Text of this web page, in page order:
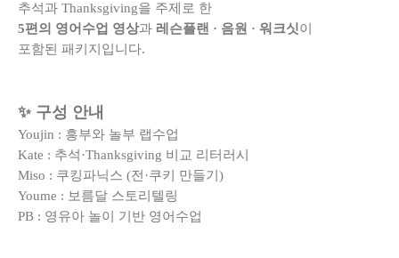
추석과 Thanksgiving을 주제로 한
5편의 영어수업 영상과 레슨플랜 · 음원 · 워크싯이
포함된 패키지입니다.
✨ 구성 안내
Youjin : 흥부와 놀부 랩수업
Kate : 추석·Thanksgiving 비교 리터러시
Miso : 쿠킹파닉스 (전·쿠키 만들기)
Youme : 보름달 스토리텔링
PB : 영유아 놀이 기반 영어수업